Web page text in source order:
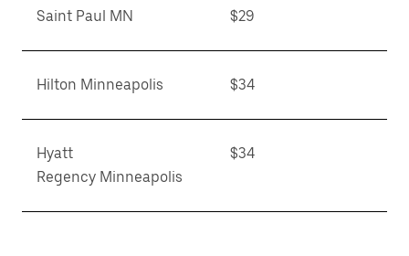
Saint Paul MN $29
Hilton Minneapolis $34
Hyatt
Regency Minneapolis
$34